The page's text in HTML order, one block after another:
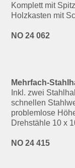
Komplett mit
Holzkasten mit
NO 24 062
Mehrfach-
Inkl. zwei
schnellen
problemlose
Drehstähle 10 x
NO 24 415